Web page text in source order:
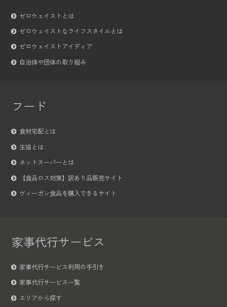
ゼロウェイストとは
ゼロウェイストなライフスタイルとは
ゼロウェイストアイディア
自治体や団体の取り組み
フード
食材宅配とは
生協とは
ネットスーパーとは
【食品ロス対策】訳あり品販売サイト
ヴィーガン食品を購入できるサイト
家事代行サービス
家事代行サービス利用の手引き
家事代行サービス一覧
エリアから探す